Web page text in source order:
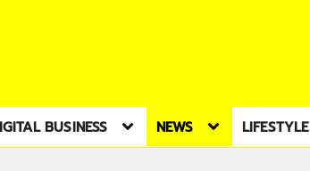
BUSINESS NEWS LIFESTYLE